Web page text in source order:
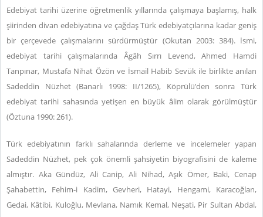
Edebiyat tarihi üzerine öğretmenlik yıllarında çalışmaya başlamış, halk
şiirinden divan edebiyatına ve çağdaş Türk edebiyatçılarına kadar geniş
bir çerçevede çalışmalarını sürdürmüştür (Okutan 2003: 384). İsmi,
edebiyat tarihi çalışmalarında Âgâh Sırrı Levend, Ahmed Hamdi
Tanpınar, Mustafa Nihat Özön ve İsmail Habib Sevük ile birlikte anılan
Sadeddin Nüzhet (Banarlı 1998: II/1265), Köprülü’den sonra Türk
edebiyat tarihi sahasında yetişen en büyük âlim olarak görülmüştür
(Öztuna 1990: 261).
Türk edebiyatının farklı sahalarında derleme ve incelemeler yapan
Sadeddin Nüzhet, pek çok önemli şahsiyetin biyografisini de kaleme
almıştır. Aka Gündüz, Ali Canip, Ali Nihad, Aşık Ömer, Baki, Cenap
Şahabettin, Fehim-i Kadim, Gevheri, Hatayi, Hengami, Karacoğlan,
Gedai, Kâtibi, Kuloğlu, Mevlana, Namık Kemal, Neşati, Pir Sultan Abdal,